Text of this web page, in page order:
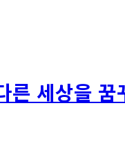
세상을